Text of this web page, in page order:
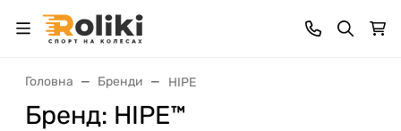
Головна Бренди HIPE
Бренд: HIPE™